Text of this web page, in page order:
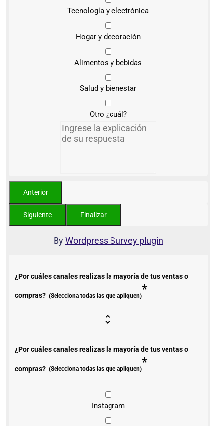
Tecnología y electrónica
Hogar y decoración
Alimentos y bebidas
Salud y bienestar
Otro ¿cuál?
ByWordpress Survey plugin
¿Por cuáles canales realizas la mayoría de tus ventas o
compras? (Selecciona todas las que apliquen)*
¿Por cuáles canales realizas la mayoría de tus ventas o
compras? (Selecciona todas las que apliquen)*
Instagram